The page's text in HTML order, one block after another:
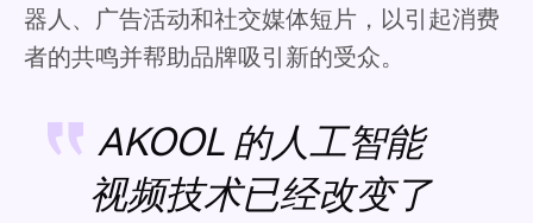
器人、广告活动和社交媒体短片，以引起消费
者的共鸣并帮助品牌吸引新的受众。
AKOOL 的人工智能
视频技术已经改变了